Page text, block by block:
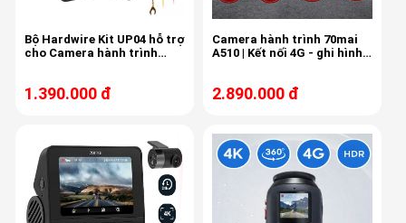
Bộ Hardwire Kit UP04 hỗ trợ
cho Camera hành trình
1.390.000 đ
Camera hành trình 70mai
A510 | Kết nối 4G - ghi hình
2.890.000 đ